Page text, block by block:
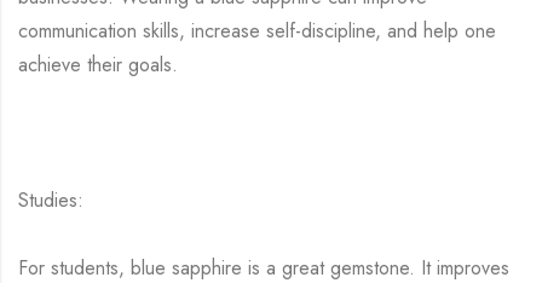
communication skills, increase self-discipline, and help one
achieve their goals.
Studies:
For students, blue sapphire is a great gemstone. It improves